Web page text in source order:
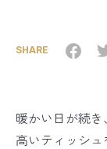
SHARE
暖かい日が続き
高いティッシュ